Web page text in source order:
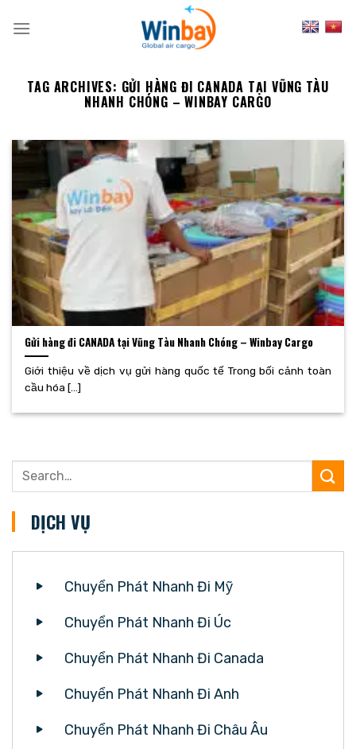
TAG ARCHIVES: GỬI HÀNG ĐI CANADA TẠI VŨNG TÀU
NHANH CHÓNG – WINBAY CARGO
Gửi hàng đi CANADA tại Vũng Tàu Nhanh Chóng – Winbay Cargo
Giới thiệu về dịch vụ gửi hàng quốc tế Trong bối cảnh toàn
cầu hóa [...]
DỊCH VỤ
Chuyển Phát Nhanh Đi Mỹ
Chuyển Phát Nhanh Đi Úc
Chuyển Phát Nhanh Đi Canada
Chuyển Phát Nhanh Đi Anh
Chuyển Phát Nhanh Đi Châu Âu